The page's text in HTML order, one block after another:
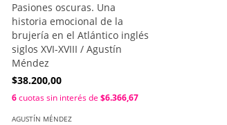
Pasiones oscuras. Una
historia emocional de la
brujería en el Atlántico inglés
siglos XVI-XVIII / Agustín
Méndez
$38.200,00
6cuotas sin interés de $6.366,67
AGUSTÍN MÉNDEZ